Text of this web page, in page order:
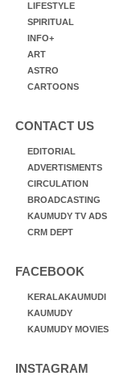
LIFESTYLE
SPIRITUAL
INFO+
ART
ASTRO
CARTOONS
CONTACT US
EDITORIAL
ADVERTISMENTS
CIRCULATION
BROADCASTING
KAUMUDY TV ADS
CRM DEPT
FACEBOOK
KERALAKAUMUDI
KAUMUDY
KAUMUDY MOVIES
INSTAGRAM